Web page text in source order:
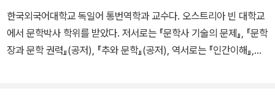
dung)』(2016), 『도전으로서의 교양(Bildung als Provokation)』
(2017)을 연이어 출간함으로써, 자본주의 가치에 함몰되어 인문주의
적 사유와 정신의 부재가 만연한 대학과 지식사회의 실상을 예리하게
한국외국어대학교 독일어 통번역학과 교수다. 오스트리아 빈 대학교
에서 문학박사 학위를 받았다. 저서로는 『문학사 기술의 문제』, 『문학
장과 문학 권력』(공저), 『추와 문학』(공저), 역서로는 『인간이해』,